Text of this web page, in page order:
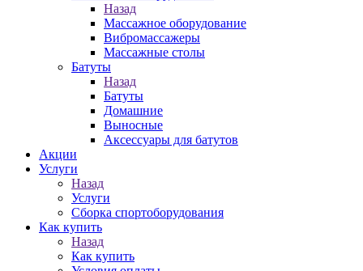
Назад
Массажное оборудование
Вибромассажеры
Массажные столы
Батуты
Назад
Батуты
Домашние
Выносные
Аксессуары для батутов
Акции
Услуги
Назад
Услуги
Сборка спортоборудования
Как купить
Назад
Как купить